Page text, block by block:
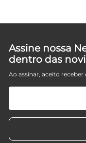
Assine nossa
dentro das
Ao assinar, aceito